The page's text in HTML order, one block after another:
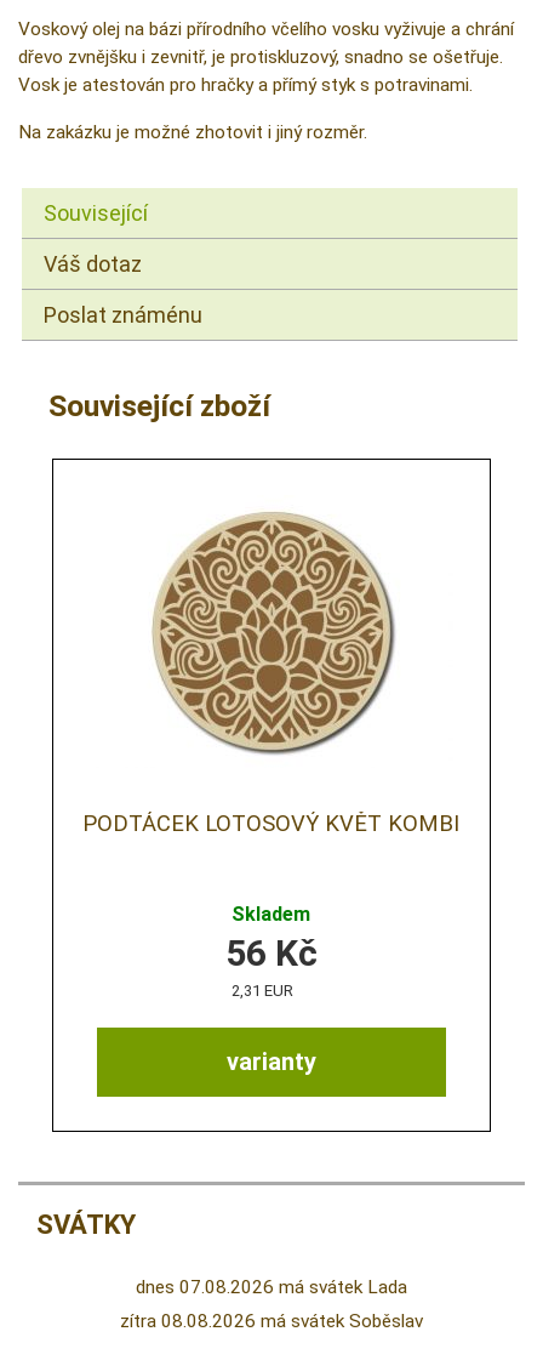
Voskový olej na bázi přírodního včelího vosku vyživuje a chrání
dřevo zvnějšku i zevnitř, je protiskluzový, snadno se ošetřuje.
Vosk je atestován pro hračky a přímý styk s potravinami.
Na zakázku je možné zhotovit i jiný rozměr.
Související
Váš dotaz
Poslat známénu
Související zboží
PODTÁCEK LOTOSOVÝ KVĚT KOMBI
Skladem
varianty
56 Kč
2,31 EUR
SVÁTKY
dnes 07.08.2026 má svátek Lada
zítra 08.08.2026 má svátek Soběslav